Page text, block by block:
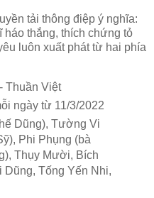
tải thông điệp ý nghĩa:
háo thắng, thích chứng tỏ
luôn xuất phát từ hai phía
Thuần Việt
ngày từ 11/3/2022
Dũng), Tường Vi
Phi Phụng (bà
Thụy Mười, Bích
Tống Yến Nhi,